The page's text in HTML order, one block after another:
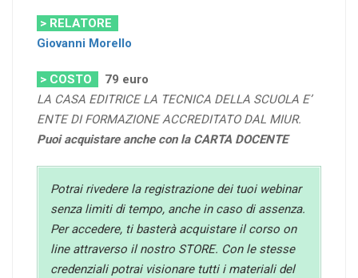
> RELATORE
Giovanni Morello
> COSTO 79 euro
LA CASA EDITRICE LA TECNICA DELLA SCUOLA E’
ENTE DI FORMAZIONE ACCREDITATO DAL MIUR.
Puoi acquistare anche con la CARTA DOCENTE
Potrai rivedere la registrazione dei tuoi webinar
senza limiti di tempo, anche in caso di assenza.
Per accedere, ti basterà acquistare il corso on
line attraverso il nostro STORE. Con le stesse
credenziali potrai visionare tutti i materiali del